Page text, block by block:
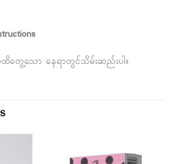
ေ့သော နေရာတွင်သိမ်းဆည်းပါ။